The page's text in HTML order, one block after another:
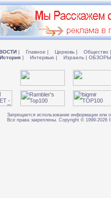
| Главное | Церковь | Общество |
История | Интервью | Израиль |
Запрещается использование информации или
Все права закреплены. Copyright © 1999-